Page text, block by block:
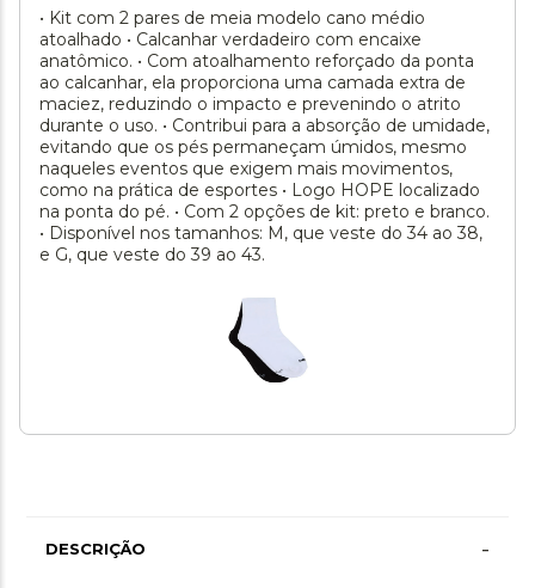
• Kit com 2 pares de meia modelo cano médio
atoalhado • Calcanhar verdadeiro com encaixe
anatômico. • Com atoalhamento reforçado da ponta
ao calcanhar, ela proporciona uma camada extra de
maciez, reduzindo o impacto e prevenindo o atrito
durante o uso. • Contribui para a absorção de umidade,
evitando que os pés permaneçam úmidos, mesmo
naqueles eventos que exigem mais movimentos,
como na prática de esportes • Logo HOPE localizado
na ponta do pé. • Com 2 opções de kit: preto e branco.
• Disponível nos tamanhos: M, que veste do 34 ao 38,
e G, que veste do 39 ao 43.
DESCRIÇÃO -